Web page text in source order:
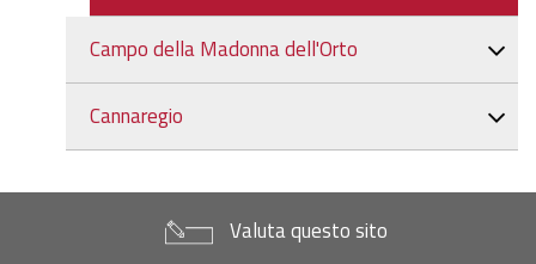
Campo della Madonna dell'Orto
Cannaregio
Valuta questo sito